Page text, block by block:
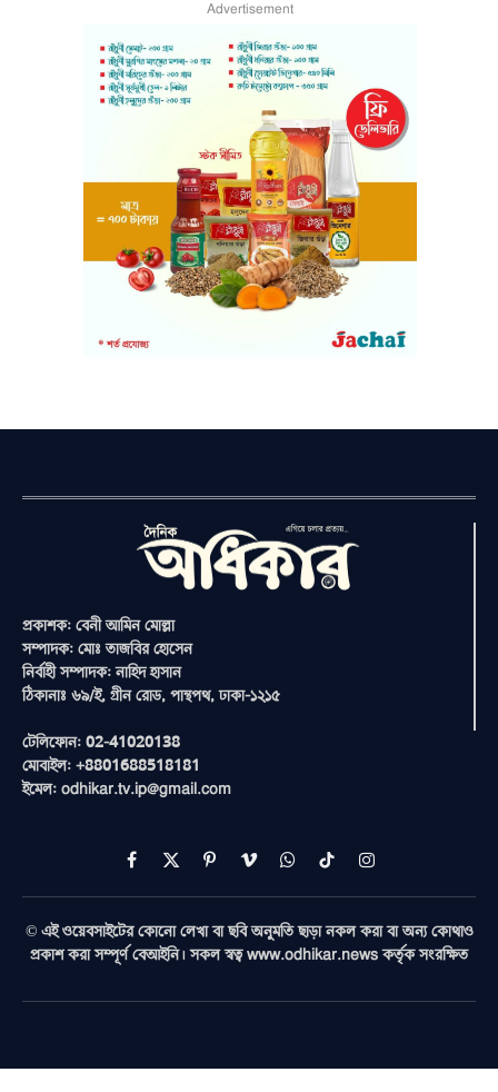
Advertisement
প্রকাশক: বেনী আমিন মোল্লা
সম্পাদক: মোঃ তাজবির হোসেন
নির্বাহী সম্পাদক: নাহিদ হাসান
ঠিকানাঃ ৬৯/ই, গ্রীন রোড, পান্থপথ, ঢাকা-১২১৫
টেলিফোন: 02-41020138
মোবাইল: +8801688518181
ইমেল: odhikar.tv.ip@gmail.com
Facebook
X
(Twitter)
PinterestVimeoWhatsAppTikTokInstagram
© এই ওয়েবসাইটের কোনো লেখা বা ছবি অনুমতি ছাড়া নকল করা বা অন্য কোথাও
প্রকাশ করা সম্পূর্ণ বেআইনি। সকল স্বত্ব www.odhikar.news কর্তৃক সংরক্ষিত